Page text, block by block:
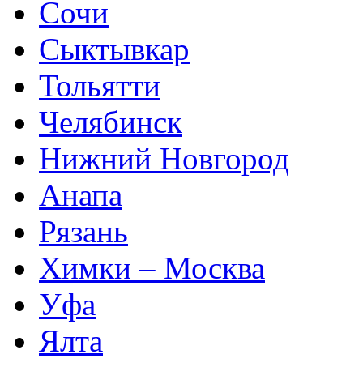
Сочи
Сыктывкар
Тольятти
Челябинск
Нижний Новгород
Анапа
Рязань
Химки – Москва
Уфа
Ялта